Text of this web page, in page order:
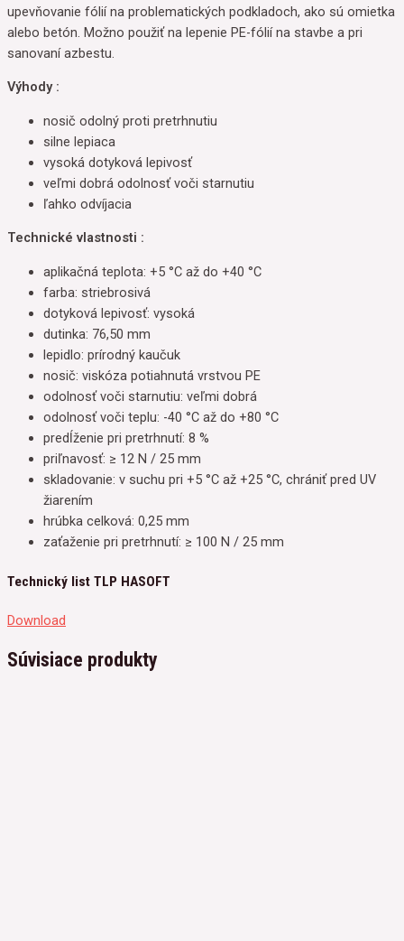
upevňovanie fólií na problematických podkladoch, ako sú omietka
alebo betón. Možno použiť na lepenie PE-fólií na stavbe a pri
sanovaní azbestu.
Výhody :
nosič odolný proti pretrhnutiu
silne lepiaca
vysoká dotyková lepivosť
veľmi dobrá odolnosť voči starnutiu
ľahko odvíjacia
Technické vlastnosti :
aplikačná teplota: +5 °C až do +40 °C
farba: striebrosivá
dotyková lepivosť: vysoká
dutinka: 76,50 mm
lepidlo: prírodný kaučuk
nosič: viskóza potiahnutá vrstvou PE
odolnosť voči starnutiu: veľmi dobrá
odolnosť voči teplu: -40 °C až do +80 °C
predĺženie pri pretrhnutí: 8 %
priľnavosť: ≥ 12 N / 25 mm
skladovanie: v suchu pri +5 °C až +25 °C, chrániť pred UV
žiarením
hrúbka celková: 0,25 mm
zaťaženie pri pretrhnutí: ≥ 100 N / 25 mm
Technický list TLP HASOFT
Download
Súvisiace produkty